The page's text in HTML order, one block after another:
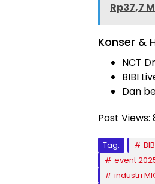
Rp37,7
Konser &
NCT
BIBI
Dan
Post Views:
Tag:
event
industri